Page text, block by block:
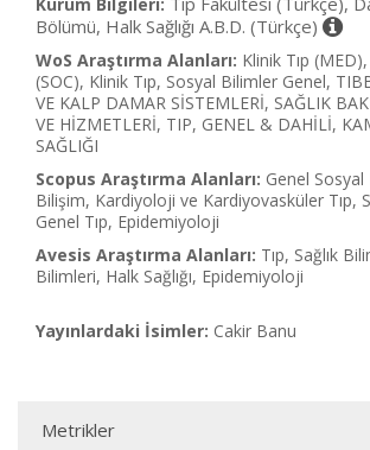
Bölümü, Halk Sağlığı A.B.D. (Türkçe)
WoS Araştırma Alanları: Klinik Tıp
(SOC), Klinik Tıp, Sosyal Bilimler Genel,
VE KALP DAMAR SİSTEMLERİ, SAĞLIK
VE HİZMETLERİ, TIP, GENEL & DAHİLİ,
SAĞLIĞI
Scopus Araştırma Alanları: Genel Sosyal
Bilişim, Kardiyoloji ve Kardiyovasküler Tıp,
Genel Tıp, Epidemiyoloji
Avesis Araştırma Alanları: Tıp, Sağlık
Bilimleri, Halk Sağlığı, Epidemiyoloji
Yayınlardaki İsimler: Cakir Banu
Metrikler